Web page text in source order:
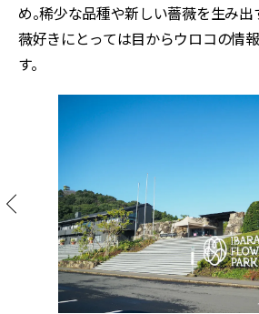
め。稀少な品種や新しい薔薇を生み出
薇好きにとっては目からウロコの情
す。